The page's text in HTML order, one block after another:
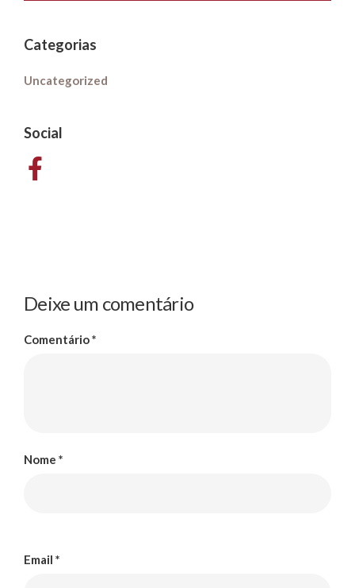
Categorias
Uncategorized
Social
Deixe um comentário
Comentário*
Nome *
Email *